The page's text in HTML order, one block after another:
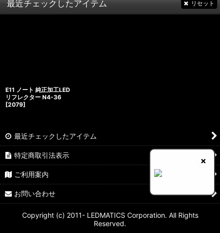
×
最近チェックしたアイテム リセット
E11 ノート 純正加工LED
リフレクター N4-36
[2079]
最近チェックしたアイテム
特定商取引法表示
ご利用案内
お問い合わせ
Copyright (c) 2011- LEDMATICS Corporation. All Rights
Reserved.